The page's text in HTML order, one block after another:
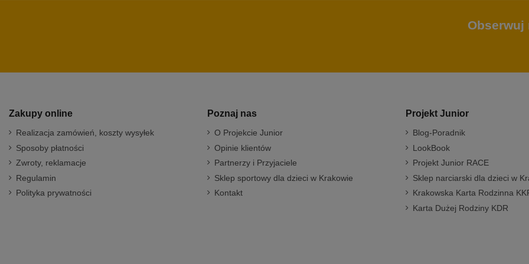
Obserwuj
Zakupy online
Realizacja zamówień, koszty wysyłek
Sposoby płatności
Zwroty, reklamacje
Regulamin
Polityka prywatności
Poznaj nas
O Projekcie Junior
Opinie klientów
Partnerzy i Przyjaciele
Sklep sportowy dla dzieci w Krakowie
Kontakt
Projekt Junior
Blog-Poradnik
LookBook
Projekt Junior RACE
Sklep narciarski dla dzieci w
Krakowska Karta Rodzinna
Karta Dużej Rodziny KDR